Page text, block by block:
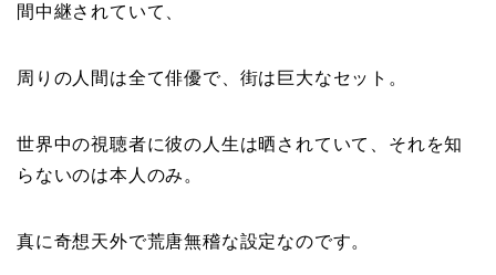
間中継されていて、
周りの人間は全て俳優で、街は巨大なセット。
世界中の視聴者に彼の人生は晒されていて、それを知
らないのは本人のみ。
真に奇想天外で荒唐無稽な設定なのです。